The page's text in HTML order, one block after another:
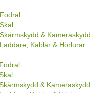
& Kameraskydd
Kablar & Hörlurar
& Kameraskydd